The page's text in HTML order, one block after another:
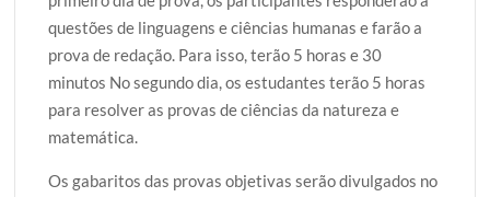
questões de linguagens e ciências humanas e farão a
prova de redação. Para isso, terão 5 horas e 30
minutos No segundo dia, os estudantes terão 5 horas
para resolver as provas de ciências da natureza e
matemática.
Os gabaritos das provas objetivas serão divulgados no